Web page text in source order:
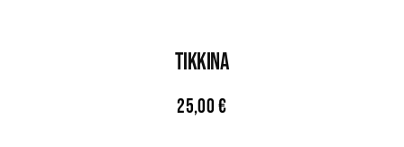
TIKKINA
25,00€